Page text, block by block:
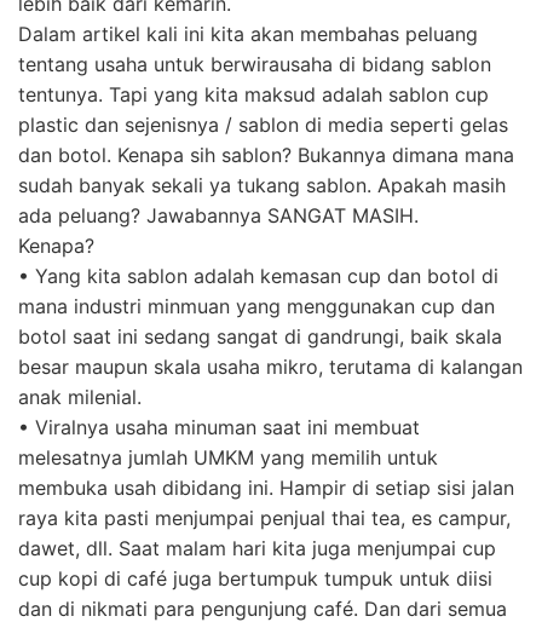
Dalam artikel kali ini kita akan membahas peluang
tentang usaha untuk berwirausaha di bidang sablon
tentunya. Tapi yang kita maksud adalah sablon cup
plastic dan sejenisnya / sablon di media seperti gelas
dan botol. Kenapa sih sablon? Bukannya dimana mana
sudah banyak sekali ya tukang sablon. Apakah masih
ada peluang? Jawabannya SANGAT MASIH.
Kenapa?
• Yang kita sablon adalah kemasan cup dan botol di
mana industri minmuan yang menggunakan cup dan
botol saat ini sedang sangat di gandrungi, baik skala
besar maupun skala usaha mikro, terutama di kalangan
anak milenial.
• Viralnya usaha minuman saat ini membuat
melesatnya jumlah UMKM yang memilih untuk
membuka usah dibidang ini. Hampir di setiap sisi jalan
raya kita pasti menjumpai penjual thai tea, es campur,
dawet, dll. Saat malam hari kita juga menjumpai cup
cup kopi di café juga bertumpuk tumpuk untuk diisi
dan di nikmati para pengunjung café. Dan dari semua